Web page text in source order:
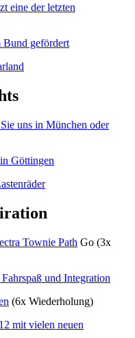
eine der letzten
gefördert
uns in München oder
Göttingen
Townie Path Go (3x
und Integration
(6x Wiederholung)
mit vielen neuen